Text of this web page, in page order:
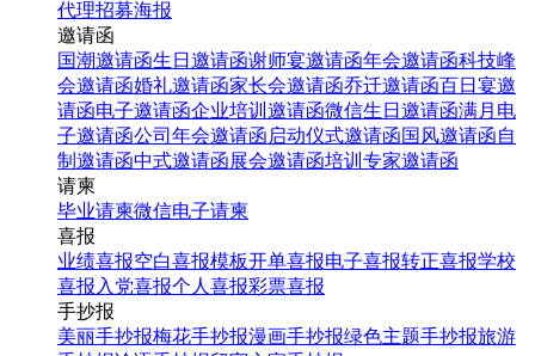
代理招募海报
邀请函
国潮邀请函生日邀请函谢师宴邀请函年会邀请函科技峰
会邀请函婚礼邀请函家长会邀请函乔迁邀请函百日宴邀
请函电子邀请函企业培训邀请函微信生日邀请函满月电
子邀请函公司年会邀请函 启动仪式邀请函国风邀请函自
制邀请函中式邀请函展会邀请函培训专家邀请函
请柬
毕业请柬微信电子请柬
喜报
业绩喜报空白喜报模板开单喜报电子喜报转正喜报学校
喜报 入党喜报个人喜报彩票喜报
手抄报
美丽手抄报梅花手抄报漫画手抄报绿色主题手抄报旅游